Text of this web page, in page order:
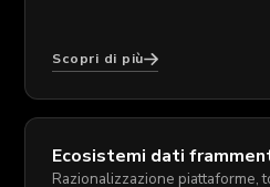
Scopri di più
Ecosistemi dati
Razionalizzazione piattaforme,